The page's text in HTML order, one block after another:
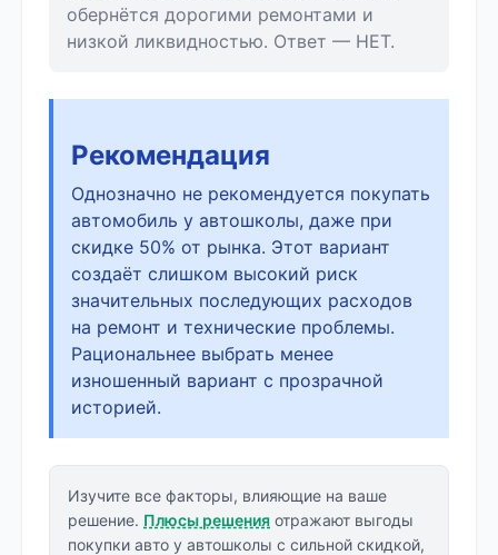
обернётся дорогими ремонтами и
низкой ликвидностью. Ответ — НЕТ.
Рекомендация
Однозначно не рекомендуется покупать
автомобиль у автошколы, даже при
скидке 50% от рынка. Этот вариант
создаёт слишком высокий риск
значительных последующих расходов
на ремонт и технические проблемы.
Рациональнее выбрать менее
изношенный вариант с прозрачной
историей.
Изучите все факторы, влияющие на ваше
решение. Плюсы решения отражают выгоды
покупки авто у автошколы с сильной скидкой,